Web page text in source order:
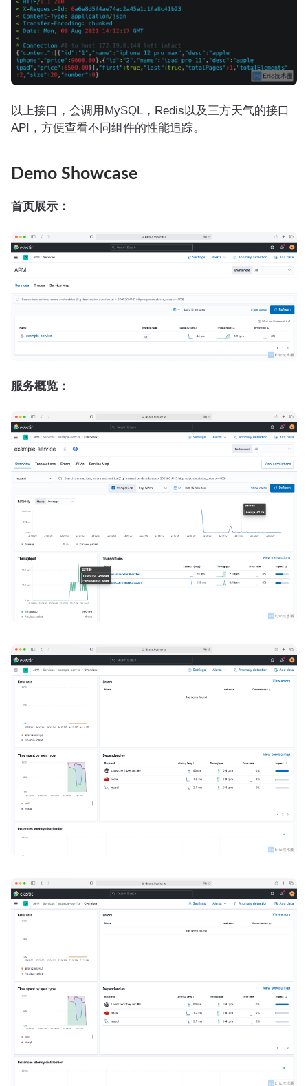
以上接口，会调用MySQL，Redis以及三方天气的接口
API，方便查看不同组件的性能追踪。
Demo Showcase
首页展示：
服务概览：